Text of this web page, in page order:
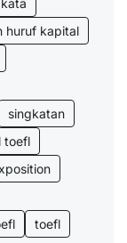
huruf kapital
singkatan
toefl
toefl